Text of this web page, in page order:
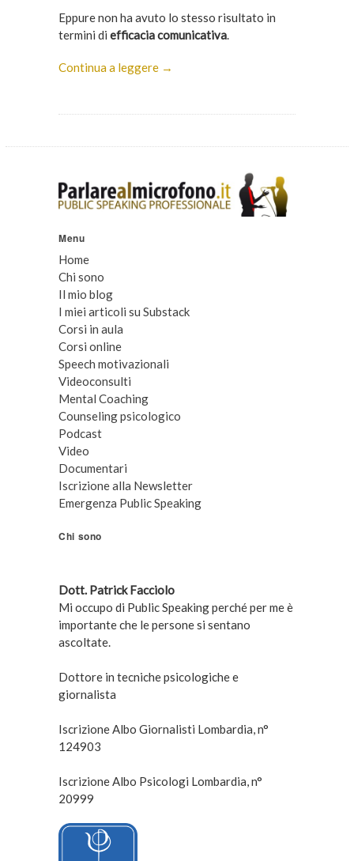
Eppure non ha avuto lo stesso risultato in
termini di efficacia comunicativa.
Continua a leggere →
Menu
Home
Chi sono
Il mio blog
I miei articoli su Substack
Corsi in aula
Corsi online
Speech motivazionali
Videoconsulti
Mental Coaching
Counseling psicologico
Podcast
Video
Documentari
Iscrizione alla Newsletter
Emergenza Public Speaking
Chi sono
Dott. Patrick Facciolo
Mi occupo di Public Speaking perché per me è
importante che le persone si sentano
ascoltate.
Dottore in tecniche psicologiche e
giornalista
Iscrizione Albo Giornalisti Lombardia, n°
124903
Iscrizione Albo Psicologi Lombardia, n°
20999